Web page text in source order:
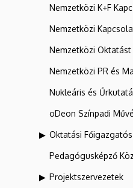
Nemzetközi K+F
Nemzetközi
Nemzetközi
Nemzetközi PR és
Nukleáris és
oDeon Színpadi
Oktatási
Pedagógusképző
Projektszervezetek